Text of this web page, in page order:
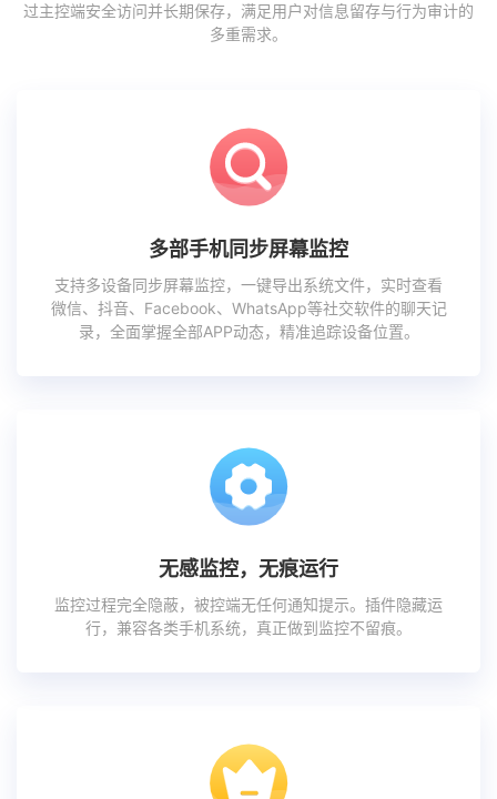
过主控端安全访问并长期保存，满足用户对信息留存与行为审计的
多重需求。
多部手机同步屏幕监控
支持多设备同步屏幕监控，一键导出系统文件，实时查看
微信、抖音、Facebook、WhatsApp等社交软件的聊天记
录，全面掌握全部APP动态，精准追踪设备位置。
无感监控，无痕运行
监控过程完全隐蔽，被控端无任何通知提示。插件隐藏运
行，兼容各类手机系统，真正做到监控不留痕。